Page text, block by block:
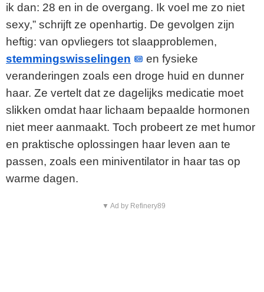
ik dan: 28 en in de overgang. Ik voel me zo niet
sexy,” schrijft ze openhartig. De gevolgen zijn
heftig: van opvliegers tot slaapproblemen,
stemmingswisselingen
en fysieke
veranderingen zoals een droge huid en dunner
haar. Ze vertelt dat ze dagelijks medicatie moet
slikken omdat haar lichaam bepaalde hormonen
niet meer aanmaakt. Toch probeert ze met humor
en praktische oplossingen haar leven aan te
passen, zoals een miniventilator in haar tas op
warme dagen.
▼ Ad by Refinery89